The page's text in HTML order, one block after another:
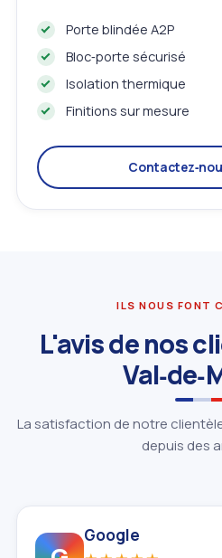
Porte blindée A2P
Bloc‑porte sécurisé
Isolation thermique
Finitions sur mesure
ILS NOUS FONT
L'avis de nos
La satisfaction de notre
depuis des
Google